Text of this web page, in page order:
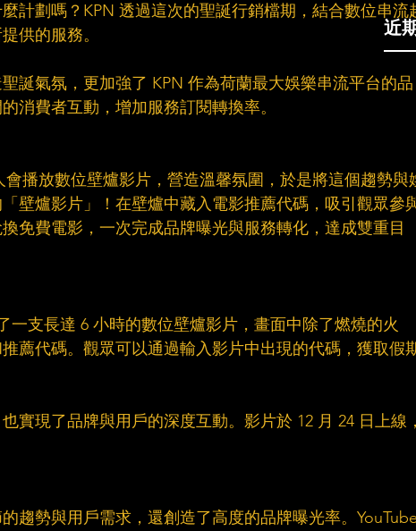
計劃嗎？KPN 透過這次的聖誕行銷檔期，結合數位串流
供的服務。
誕氣氛，更加強了 KPN 作為荷蘭最大娛樂串流平台的品
消費者互動，增加服務訂閱轉換率。
播放數位壁爐影片，營造溫馨氛圍，於是將這個趨勢與
壁爐影片」！在壁爐中藏入電影推薦代碼，吸引觀眾參
免費電影，一次完成品牌曝光與服務轉化，達成雙重目
一支長達 6 小時的數位壁爐影片，畫面中除了燃燒的火
薦代碼。觀眾可以通過輸入影片中出現的代碼，獲取假
實現了品牌與用戶的深度互動。影片於 12 月 24 日上線
趨勢與用戶需求，還創造了高度的品牌曝光率。
近